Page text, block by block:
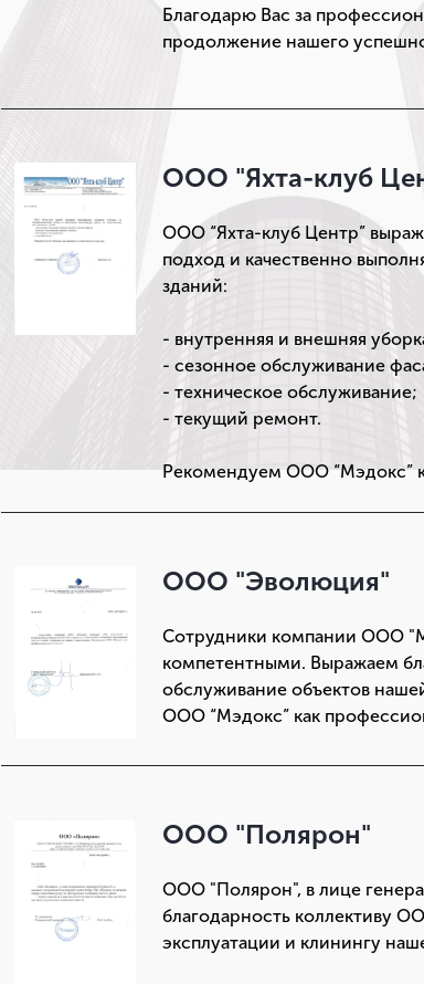
Благодарю Вас за
продолжение нашего
ООО "Яхта-клуб
ООО “Яхта-клуб Центр”
подход и качественно
зданий:
- внутренняя и внешняя
- сезонное обслуживание
- техническое обслуживание;
- текущий ремонт.
Рекомендуем ООО “Мэдокс”
ООО "Эволюция"
Сотрудники компании ООО
компетентными. Выражаем
обслуживание объектов
ООО “Мэдокс” как
ООО "Полярон"
ООО "Полярон", в лице
благодарность коллективу
эксплуатации и клинингу